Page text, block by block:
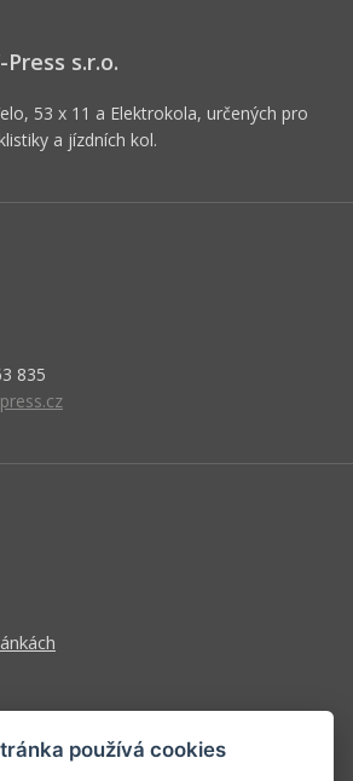
s.r.o.
53 x 11 a Elektrokola, určených pro
a jízdních kol.
835
používá cookies